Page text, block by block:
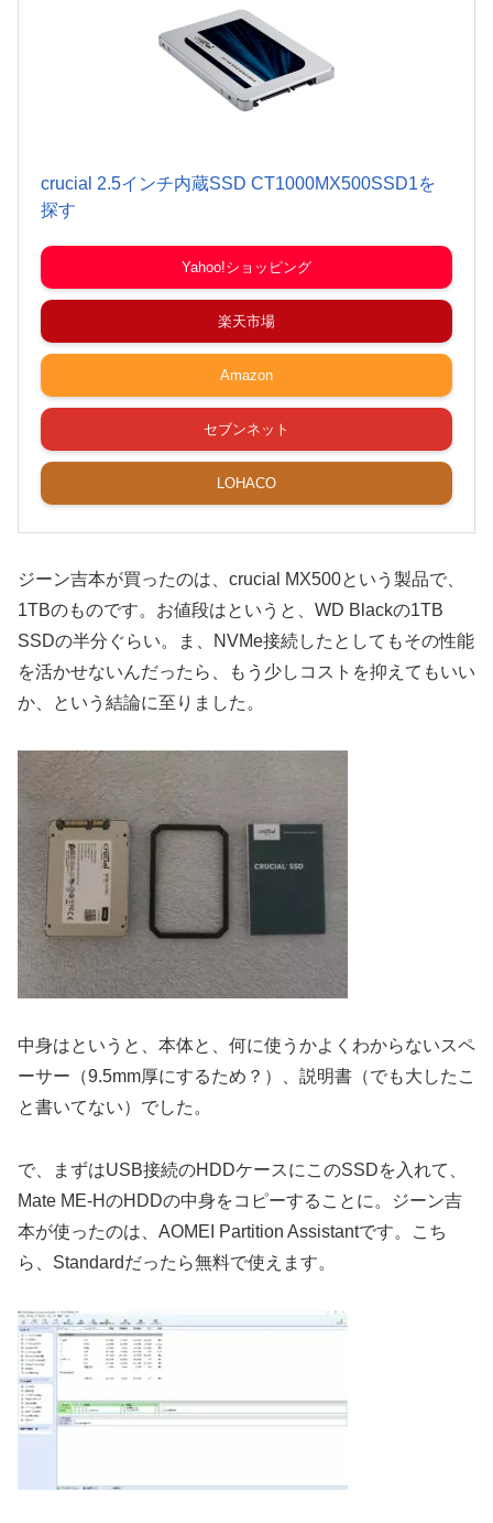
crucial 2.5インチ内蔵SSD CT1000MX500SSD1を
探す
Yahoo!ショッピング
楽天市場
Amazon
セブンネット
LOHACO
ジーン吉本が買ったのは、crucial MX500という製品で、
1TBのものです。お値段はというと、WD Blackの1TB
SSDの半分ぐらい。ま、NVMe接続したとしてもその性能
を活かせないんだったら、もう少しコストを抑えてもいい
か、という結論に至りました。
中身はというと、本体と、何に使うかよくわからないスペ
ーサー（9.5mm厚にするため？）、説明書（でも大したこ
と書いてない）でした。
で、まずはUSB接続のHDDケースにこのSSDを入れて、
Mate ME-HのHDDの中身をコピーすることに。ジーン吉
本が使ったのは、AOMEI Partition Assistantです。こち
ら、Standardだったら無料で使えます。